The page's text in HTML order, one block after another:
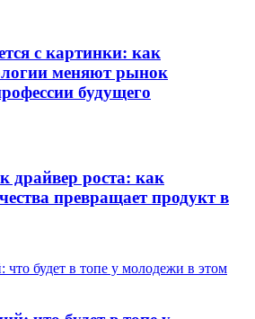
с картинки: как
меняют рынок
будущего
драйвер роста: как
превращает продукт в